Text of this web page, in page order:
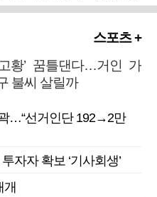
스포츠 +
고황’ 꿈틀댄다…거인 가
불씨 살릴까
…“선거인단 192→2만
자자 확보 ‘기사회생’